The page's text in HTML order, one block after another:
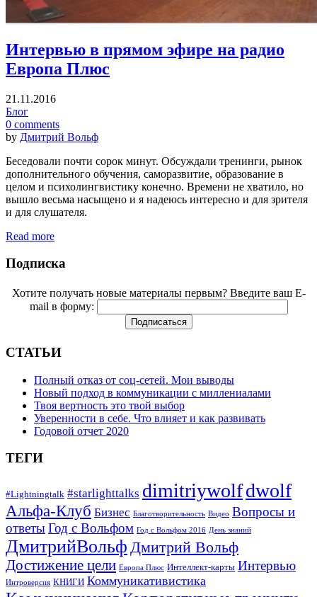
Интервью в прямом эфире на радио
Европа Плюс
21.11.2016
Блог
0 comments
by Дмитрий Вольф
Беседовали почти сорок минут. Обсуждали тренинги, рынок
дополнительного обучения, саморазвитие, образование в
целом и психолингвистику конечно. Времени не хватило, но
вышло весьма насыщено и я надеюсь интересно и для зрителя
и для слушателя.
Read more
Подписка
Хотите получать новые материалы первым? Введите ваш E-
mail в форму:
СТАТЬИ
Полный отказ от соц-сетей. Мои выводы
Новый подход в коммуникации с миллениалами
Твоя вертность это твой выбор
Уверенности в себе. Что влияет и как развивать
Годовой отчет 2020
ТЕГИ
#Lightningtalk #starlighttalks dimitriywolfdwolf
Альфа-Клуб Бизнес Благотворительность Видео Вопросы и
ответыГод с Вольфом Год с Вольфом 2016 День знаний
ДмитрийВольф Дмитрий Вольф
Достижение цели Европа Плюс Интеллект-карты Интервью
Интроверсия КНИГИ Коммуникативистика